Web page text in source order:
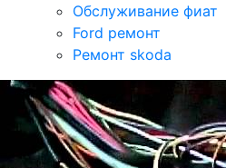
Обслуживание фиат
Ford ремонт
Ремонт skoda